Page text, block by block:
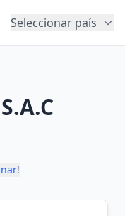
Seleccionar país